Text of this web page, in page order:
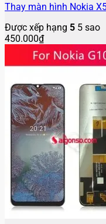
Thay màn hình Nokia
Được xếp hạng 5 5 sao
450.000₫